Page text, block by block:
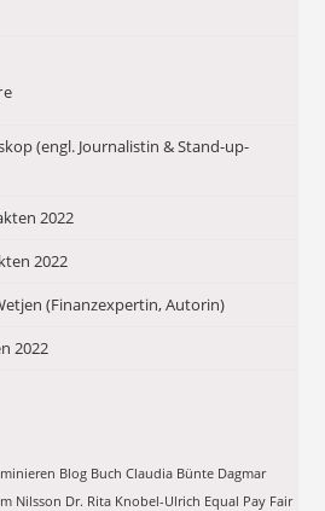
(engl. Journalistin & Stand-up-
2022
2022
(Finanzexpertin, Autorin)
2022
Blog Buch Claudia Bünte Dagmar
Nilsson Dr. Rita Knobel-Ulrich Equal Pay Fair